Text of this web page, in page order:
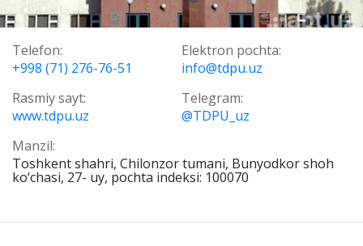
Telefon:
+998 (71) 276-76-51
Elektron pochta:
info@tdpu.uz
Rasmiy sayt:
www.tdpu.uz
Telegram:
@TDPU_uz
Manzil:
Toshkent shahri, Chilonzor tumani, Bunyodkor shoh
ko‘chasi, 27- uy, pochta indeksi: 100070